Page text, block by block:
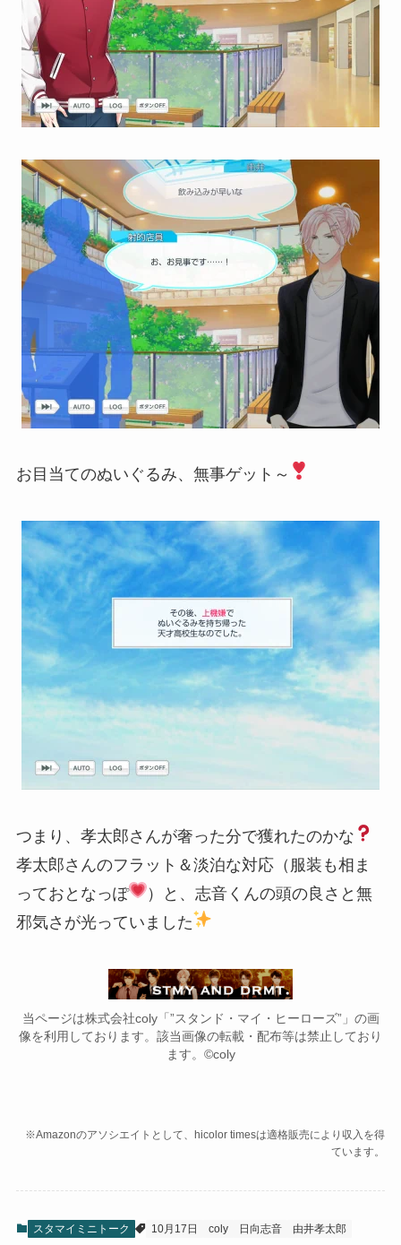
お目当てのぬいぐるみ、無事ゲット～
つまり、孝太郎さんが奢った分で獲れたのかな
孝太郎さんのフラット＆淡泊な対応（服装も相ま
っておとなっぽ
）と、志音くんの頭の良さと無
邪気さが光っていました
当ページは株式会社coly「”スタンド・マイ・ヒーローズ”」の画
像を利用しております。該当画像の転載・配布等は禁止しており
ます。©coly
※Amazonのアソシエイトとして、hicolor timesは適格販売により収入を得
ています。
スタマイミニトーク 10月17日 coly 日向志音 由井孝太郎